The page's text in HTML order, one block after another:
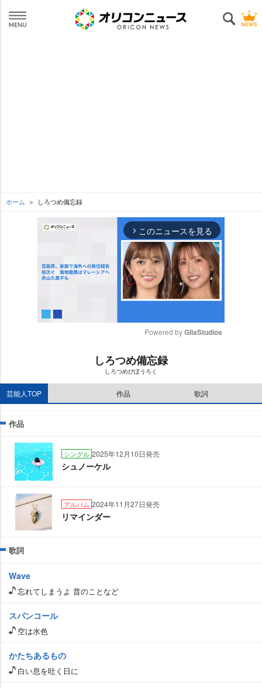
ホーム しろつめ備忘録
arrow_forward_ios このニュースを見る
Powered by GliaStudios
しろつめ備忘録
しろつめびぼうろく
芸能人TOP 作品 歌詞
作品
シングル 2025年12月10日発売
シュノーケル
アルバム 2024年11月27日発売
リマインダー
歌詞
Wave
忘れてしまうよ 昔のことなど
スパンコール
空は水色
かたちあるもの
白い息を吐く日に